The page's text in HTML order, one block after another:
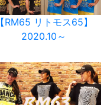
【RM65 リトモス65】
2020.10～